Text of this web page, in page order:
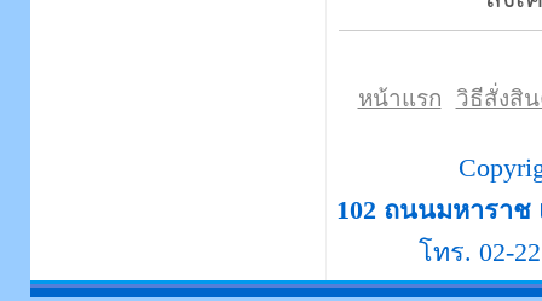
หน้าแรก วิธีสั่งสิ
102 ถนนมหาราช
โทร. 02-